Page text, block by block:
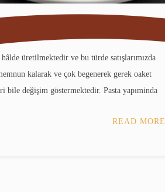
üretilmektedir ve bu türde satışlarımızda
kalarak ve çok begenerek gerek oaket
bile değişim göstermektedir. Pasta yapıminda
READ MORE